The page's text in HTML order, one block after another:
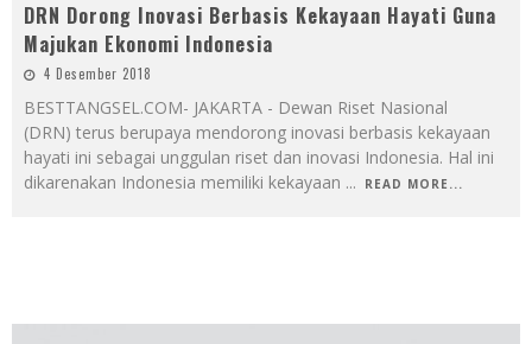
DRN Dorong Inovasi Berbasis Kekayaan Hayati Guna
Majukan Ekonomi Indonesia
4 Desember 2018
BESTTANGSEL.COM- JAKARTA - Dewan Riset Nasional
(DRN) terus berupaya mendorong inovasi berbasis kekayaan
hayati ini sebagai unggulan riset dan inovasi Indonesia. Hal ini
dikarenakan Indonesia memiliki kekayaan ... READ MORE...